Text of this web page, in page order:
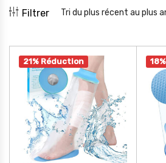
Filtrer Tri du plus récent au plus
21% Réduction